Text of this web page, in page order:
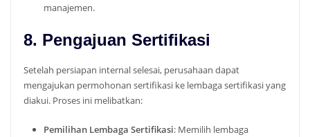
manajemen.
8. Pengajuan Sertifikasi
Setelah persiapan internal selesai, perusahaan dapat
mengajukan permohonan sertifikasi ke lembaga sertifikasi yang
diakui. Proses ini melibatkan:
Pemilihan Lembaga Sertifikasi: Memilih lembaga